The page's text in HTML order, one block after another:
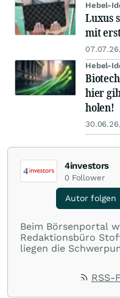
Hebel-
Luxus
mit
Hebel-
hier
holen!
4investors
0 Follower
Autor folgen
Beim Börsenportal
Redaktionsbüro
liegen die
Caps aus dem
RSS-